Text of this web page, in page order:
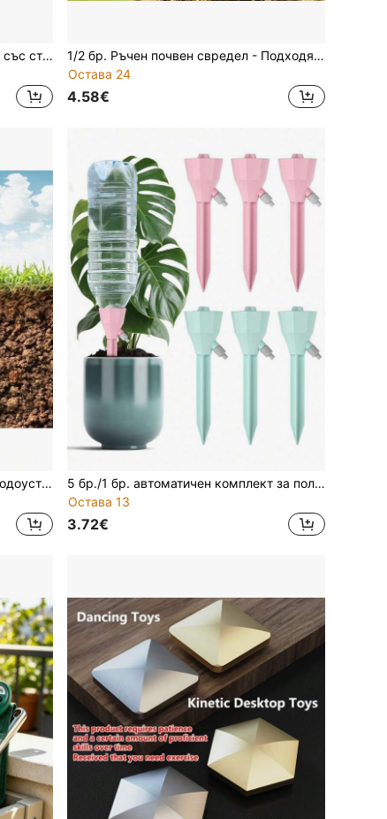
Преносим гумен въздушен духач със стискащо се дюза - духач за прах, мощен въздушен духач за почистване на компютърна клавиатура, компютърна дънна платка, фотоапарат, таблет и телефон, подходящ за почистване на обектив на фотоапарат, часовник, телефон, клавиатура, дънна платка и таблет - мощен въздушен поток, подходящ за ремонт и поддръжка на електронни устройства
1/2 бр. Ръчен почвен свредел - Подходящ за засаждане на разсад и луковици, с функции за правене на дупки и сеитба, инструмент за многократна употреба за градинарство
Остава 24
4.58€
Външна градина, двор, морава, водоустойчива, скрита спринклерна глава, лесна за поставяне, подземна морава, водоустойчива и устойчива на корозия
5 бр./1 бр. автоматичен комплект за поливане на растения, самополиваща се система с регулируем поток, вентил за бавно освобождаване, подходящ за вътрешни и външни растения, без батерии, градински консумативи, съвместим със стандартни европейски и американски бутилки с резба
Остава 13
3.72€